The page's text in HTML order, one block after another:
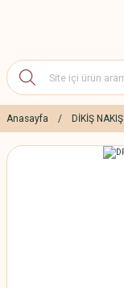
Anasayfa DİKİŞ NAKIŞ